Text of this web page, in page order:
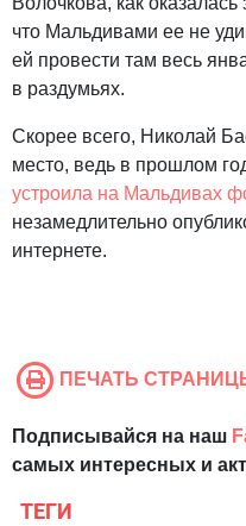
что Мальдивами ее не
ей провести там весь
в раздумьях.
Скорее всего, Николай
место, ведь в прошлом
устроила на Мальдивах
незамедлительно
интернете.
ПЕЧАТЬ
Подписывайся на наш
самых интересных и
ТЕГИ